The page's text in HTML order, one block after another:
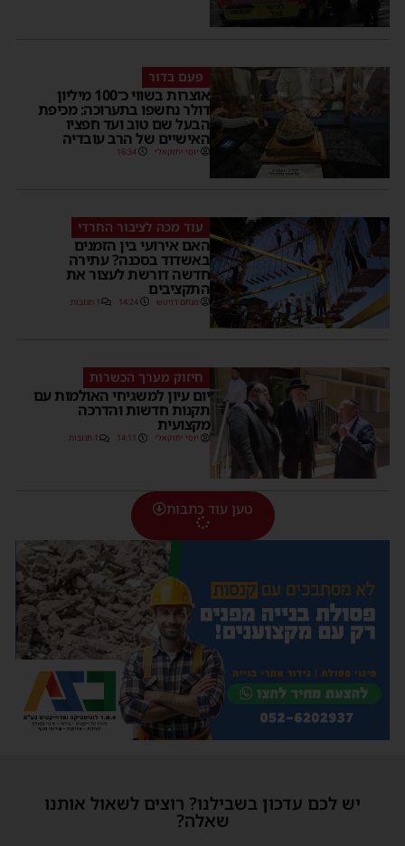
פעם בדור
אוצרות בשווי כ־100 מיליון
דולר נחשפו בתערוכה: מכיפת
הבעל שם טוב ועד חפציו
האישיים של הרב עובדיה
יוסי יחזקאלי 16:34
עוד מכה לציבור החרדי
האם אירועי בין הזמנים
באשדוד בסכנה? עתירה
חדשה דורשת לעצור את
התקציבים
מנחם דויטש 14:24 1 תגובות
חיזוק מערך הכשרות
יום עיון למשגיחי האולמות עם
תקנות חדשות והדרכה
מקצועית
יוסי יחזקאלי 14:11 1 תגובות
טען עוד כתבות
יש לכם עדכון בשבילנו? רוצים לשאול אותנו
שאלה?